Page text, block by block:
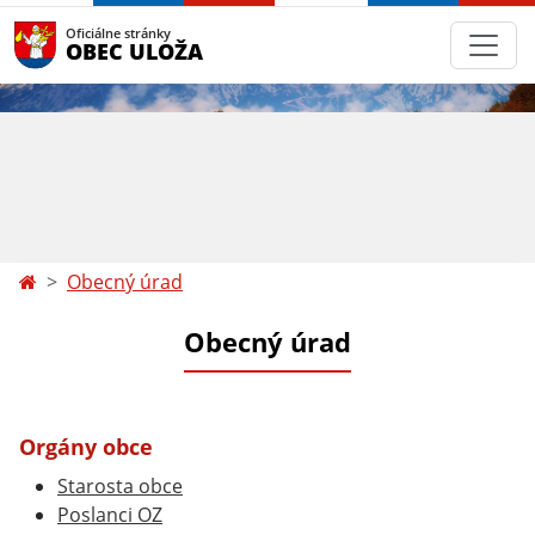
Oficiálne stránky
OBEC ULOŽA
Obecný úrad
Obecný úrad
Orgány obce
Starosta obce
Poslanci OZ